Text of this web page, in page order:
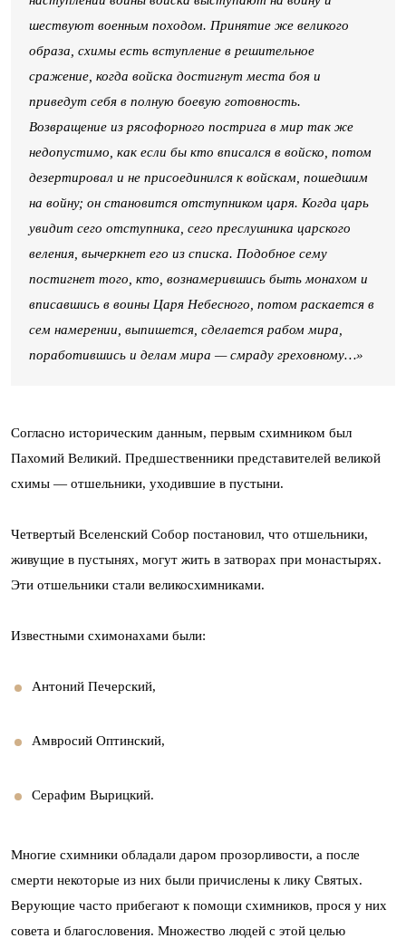
шествуют военным походом. Принятие же великого
образа, схимы есть вступление в решительное
сражение, когда войска достигнут места боя и
приведут себя в полную боевую готовность.
Возвращение из рясофорного пострига в мир так же
недопустимо, как если бы кто вписался в войско, потом
дезертировал и не присоединился к войскам, пошедшим
на войну; он становится отступником царя. Когда царь
увидит сего отступника, сего преслушника царского
веления, вычеркнет его из списка. Подобное сему
постигнет того, кто, вознамерившись быть монахом и
вписавшись в воины Царя Небесного, потом раскается в
сем намерении, выпишется, сделается рабом мира,
поработившись и делам мира — смраду греховному…»
Согласно историческим данным, первым схимником был
Пахомий Великий. Предшественники представителей великой
схимы — отшельники, уходившие в пустыни.
Четвертый Вселенский Собор постановил, что отшельники,
живущие в пустынях, могут жить в затворах при монастырях.
Эти отшельники стали великосхимниками.
Известными схимонахами были:
Антоний Печерский,
Амвросий Оптинский,
Серафим Вырицкий.
Многие схимники обладали даром прозорливости, а после
смерти некоторые из них были причислены к лику Святых.
Верующие часто прибегают к помощи схимников, прося у них
совета и благословения. Множество людей с этой целью